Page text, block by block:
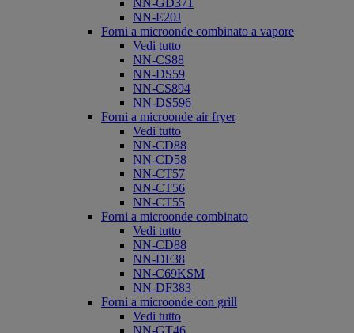
NN-GD371
NN-E20J
Forni a microonde combinato a vapore
Vedi tutto
NN-CS88
NN-DS59
NN-CS894
NN-DS596
Forni a microonde air fryer
Vedi tutto
NN-CD88
NN-CD58
NN-CT57
NN-CT56
NN-CT55
Forni a microonde combinato
Vedi tutto
NN-CD88
NN-DF38
NN-C69KSM
NN-DF383
Forni a microonde con grill
Vedi tutto
NN-GT46